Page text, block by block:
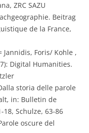
ZRC SAZU
Beitrag
de la France,
Jannidis, Foris/ Kohle ,
Digital Humanities.
storia delle parole
in: Bulletin de
18, Schulze, 63-86
oscure del